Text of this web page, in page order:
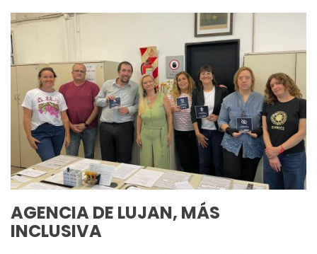
AGENCIA DE LUJAN, MÁS
INCLUSIVA